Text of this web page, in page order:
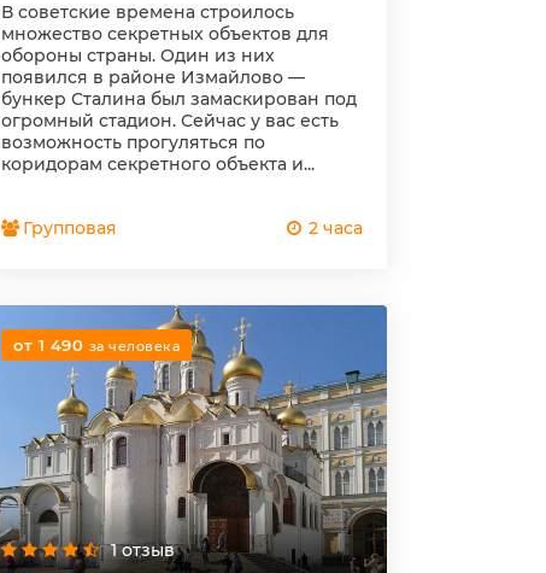
В советские времена строилось
множество секретных объектов для
обороны страны. Один из них
появился в районе Измайлово —
бункер Сталина был замаскирован под
огромный стадион. Сейчас у вас есть
возможность прогуляться по
коридорам секретного объекта и...
Групповая 2 часа
от 1 490 за человека
1 отзыв